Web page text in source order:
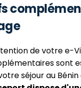
de votre e-
sont
séjour au Bénin